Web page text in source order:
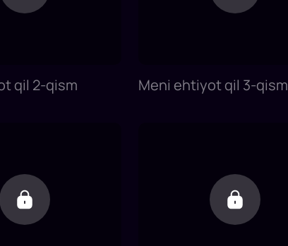
qil 2-qism Meni ehtiyot qil 3-qism